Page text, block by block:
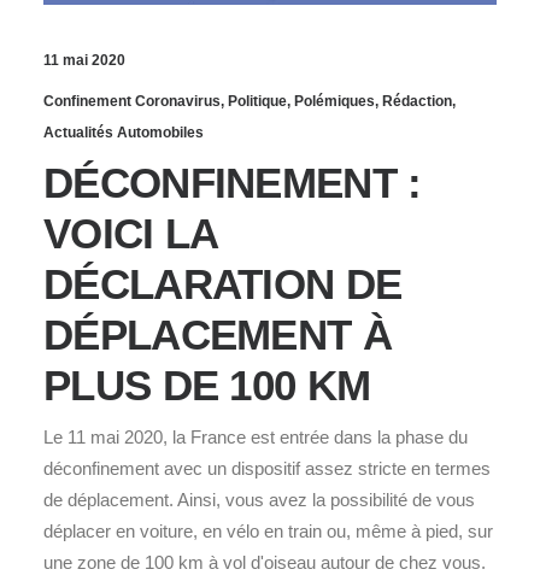
11 mai 2020
Confinement Coronavirus, Politique, Polémiques, Rédaction,
Actualités Automobiles
DÉCONFINEMENT :
VOICI LA
DÉCLARATION DE
DÉPLACEMENT À
PLUS DE 100 KM
Le 11 mai 2020, la France est entrée dans la phase du
déconfinement avec un dispositif assez stricte en termes
de déplacement. Ainsi, vous avez la possibilité de vous
déplacer en voiture, en vélo en train ou, même à pied, sur
une zone de 100 km à vol d'oiseau autour de chez vous.